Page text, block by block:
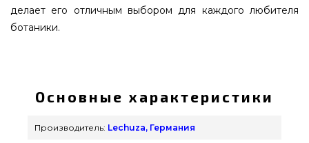
делает его отличным выбором для каждого любителя
ботаники.
Lechuza, Германия по лучшей стоимости всего
879 грн. в интернет магазине грилей GrillPoint.
Смотрите и покупайте также Вазоны и горшки
Основные характеристики
Производитель: Lechuza, Германия